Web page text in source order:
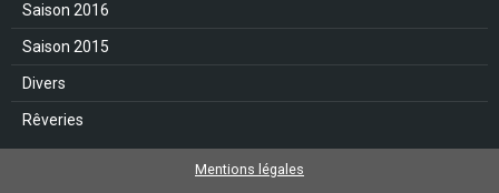
Saison 2016
Saison 2015
Divers
Rêveries
Mentions légales